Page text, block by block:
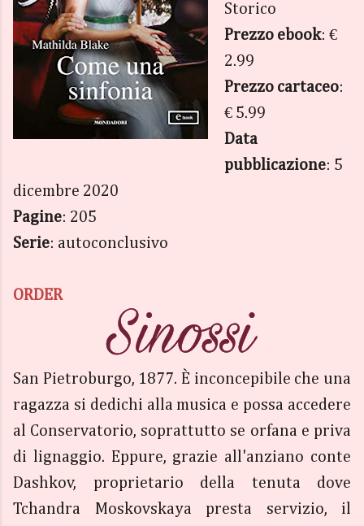
Storico
Prezzo ebook: €
2.99
Prezzo cartaceo:
€ 5.99
Data
pubblicazione: 5
dicembre 2020
Pagine: 205
Serie: autoconclusivo
ORDER
San Pietroburgo, 1877. È inconcepibile che una
ragazza si dedichi alla musica e possa accedere
al Conservatorio, soprattutto se orfana e priva
di lignaggio. Eppure, grazie all'anziano conte
Dashkov, proprietario della tenuta dove
Tchandra Moskovskaya presta servizio, il